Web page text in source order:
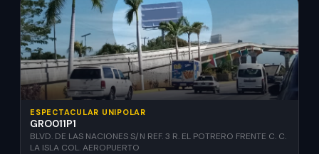
ESPECTACULAR UNIPOLAR
GRO011P1
BLVD. DE LAS NACIONES S/N REF. 3 R. EL POTRERO FRENTE C. C.
LA ISLA COL. AEROPUERTO